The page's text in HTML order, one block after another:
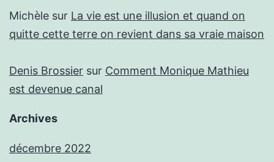
Michèle sur La vie est une illusion et quand on
quitte cette terre on revient dans sa vraie maison
Denis Brossier sur Comment Monique Mathieu
est devenue canal
Archives
décembre 2022